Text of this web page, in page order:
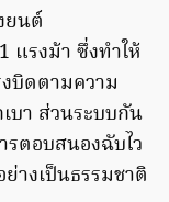
ยนต์
รงม้า ซึ่งทำให้
บิดตามความ
บา ส่วนระบบกัน
ตอบสนองฉับไว
างเป็นธรรมชาติ